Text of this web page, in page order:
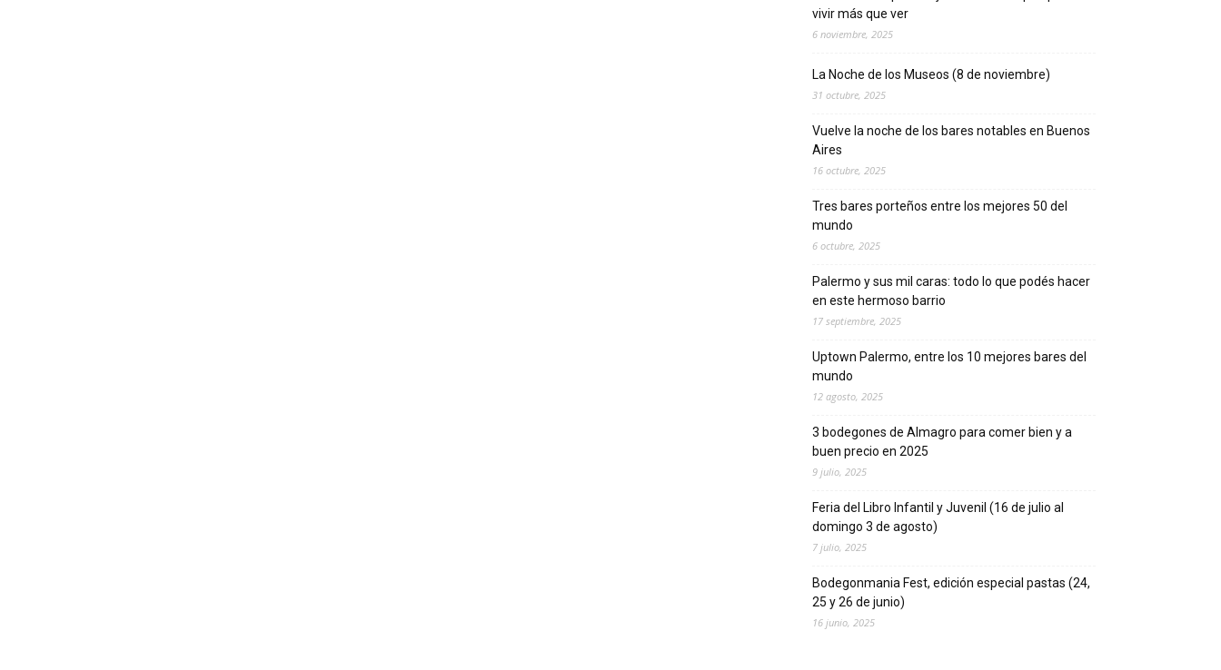
vivir más que ver
6 noviembre, 2025
La Noche de los Museos (8 de noviembre)
31 octubre, 2025
Vuelve la noche de los bares notables en Buenos
Aires
16 octubre, 2025
Tres bares porteños entre los mejores 50 del
mundo
6 octubre, 2025
Palermo y sus mil caras: todo lo que podés hacer
en este hermoso barrio
17 septiembre, 2025
Uptown Palermo, entre los 10 mejores bares del
mundo
12 agosto, 2025
3 bodegones de Almagro para comer bien y a
buen precio en 2025
9 julio, 2025
Feria del Libro Infantil y Juvenil (16 de julio al
domingo 3 de agosto)
7 julio, 2025
Bodegonmania Fest, edición especial pastas (24,
25 y 26 de junio)
16 junio, 2025